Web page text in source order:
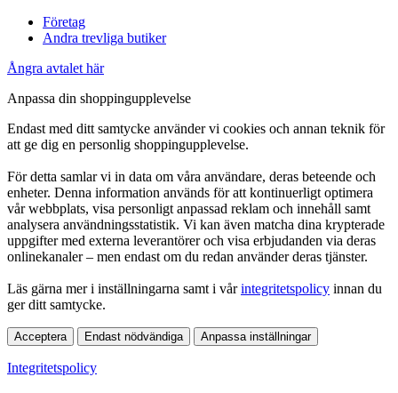
Företag
Andra trevliga butiker
Ångra avtalet här
Anpassa din shoppingupplevelse
Endast med ditt samtycke använder vi cookies och annan teknik för
att ge dig en personlig shoppingupplevelse.
För detta samlar vi in data om våra användare, deras beteende och
enheter. Denna information används för att kontinuerligt optimera
vår webbplats, visa personligt anpassad reklam och innehåll samt
analysera användningsstatistik. Vi kan även matcha dina krypterade
uppgifter med externa leverantörer och visa erbjudanden via deras
onlinekanaler – men endast om du redan använder deras tjänster.
Läs gärna mer i inställningarna samt i vårintegritetspolicy innan du
ger ditt samtycke.
Acceptera Endast nödvändiga Anpassa inställningar
Integritetspolicy